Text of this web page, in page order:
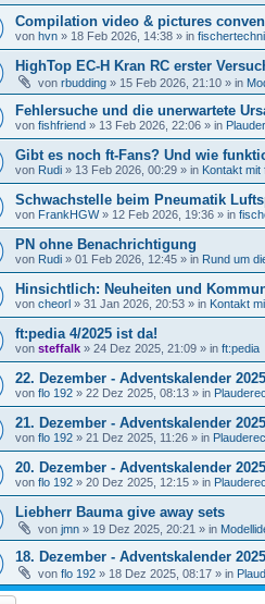
Compilation video & pictures
von hvn » 18 Feb 2026, 14:38 » in
HighTop EC-H Kran RC erster
von rbudding » 15 Feb 2026, 21:10 » in
Fehlersuche und die unerwartete
von fishfriend » 13 Feb 2026, 22:06 » in
Gibt es noch ft-Fans? Und wie
von Rudi » 13 Feb 2026, 00:29 » in Kontakt mit
Schwachstelle beim Pneumatik
von FrankHGW» 12 Feb 2026, 19:36 » in
PN ohne Benachrichtigung
von Rudi » 01 Feb 2026, 12:45 » in Rund um
Hinsichtlich: Neuheiten und
von cheorl » 31 Jan 2026, 20:53 » in Kontakt
ft:pedia 4/2025 ist da!
von steffalk » 24 Dez 2025, 21:09 » in ft:pedia
22. Dezember - Adventskalender 2025
von flo 192 » 22 Dez 2025, 08:13 » in
21. Dezember - Adventskalender 2025
von flo 192 » 21 Dez 2025, 11:26 » in
20. Dezember - Adventskalender 2025
von flo 192 » 20 Dez 2025, 12:15 » in
Liebherr Bauma give away sets
von jmn » 19 Dez 2025, 20:21 » in
18. Dezember - Adventskalender 2025
von flo 192 » 18 Dez 2025, 08:17 » in